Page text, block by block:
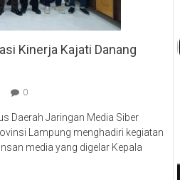
Kinerja Kajati Danang
0
Daerah Jaringan Media Siber
Lampung menghadiri kegiatan
media yang digelar Kepala